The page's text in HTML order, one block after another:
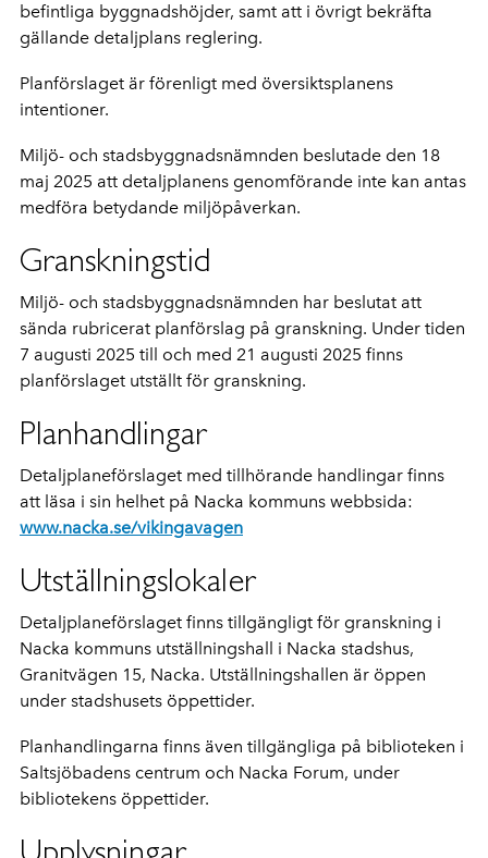
befintliga byggnadshöjder, samt att i övrigt bekräfta
gällande detaljplans reglering.
Planförslaget är förenligt med översiktsplanens
intentioner.
Miljö- och stadsbyggnadsnämnden beslutade den 18
maj 2025 att detaljplanens genomförande inte kan antas
medföra betydande miljöpåverkan.
Granskningstid
Miljö- och stadsbyggnadsnämnden har beslutat att
sända rubricerat planförslag på granskning. Under tiden
7 augusti 2025 till och med 21 augusti 2025 finns
planförslaget utställt för granskning.
Planhandlingar
Detaljplaneförslaget med tillhörande handlingar finns
att läsa i sin helhet på Nacka kommuns webbsida:
www.nacka.se/vikingavagen
Utställningslokaler
Detaljplaneförslaget finns tillgängligt för granskning i
Nacka kommuns utställningshall i Nacka stadshus,
Granitvägen 15, Nacka. Utställningshallen är öppen
under stadshusets öppettider.
Planhandlingarna finns även tillgängliga på biblioteken i
Saltsjöbadens centrum och Nacka Forum, under
bibliotekens öppettider.